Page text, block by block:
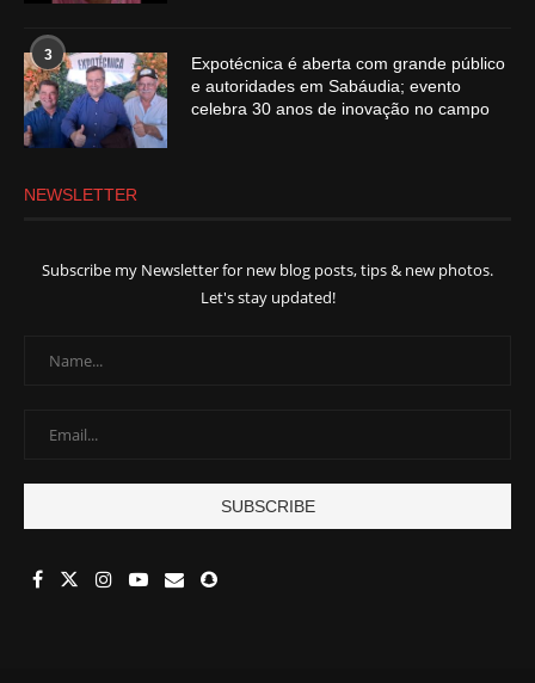
3
Expotécnica é aberta com grande público
e autoridades em Sabáudia; evento
celebra 30 anos de inovação no campo
NEWSLETTER
Subscribe my Newsletter for new blog posts, tips & new photos.
Let's stay updated!